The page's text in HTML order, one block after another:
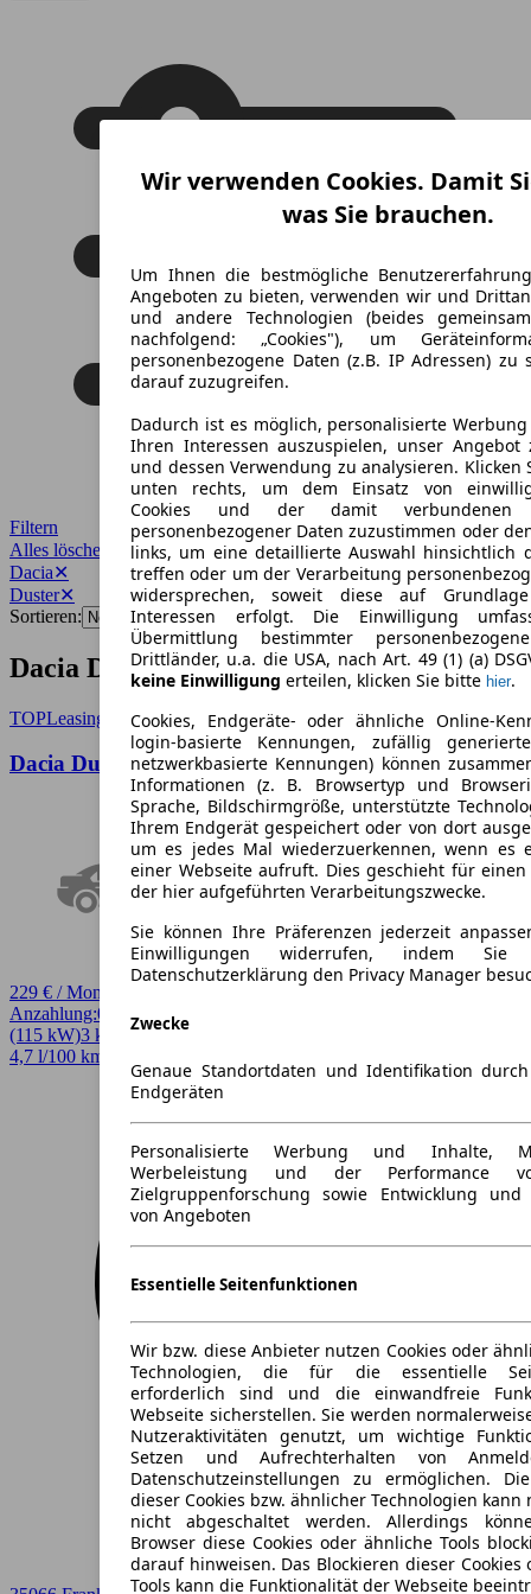
Wir verwenden Cookies. Damit
was Sie brauchen.
Um Ihnen die bestmögliche
Angeboten zu bieten, verwenden wir und
und andere Technologien (beides
nachfolgend: „Cookies"), um
personenbezogene Daten (z.B. IP Adressen) zu
darauf zuzugreifen.
Dadurch ist es möglich, personalisierte
Ihren Interessen auszuspielen, unser Angebot
und dessen Verwendung zu analysieren. Klicken
unten rechts, um dem Einsatz von
Cookies und der damit verbundenen
personenbezogener Daten zuzustimmen oder
links, um eine detaillierte Auswahl hinsichtlich
treffen oder um der Verarbeitung
widersprechen, soweit diese auf
Interessen erfolgt. Die Einwilligung
Übermittlung bestimmter
Drittländer, u.a. die USA, nach Art. 49 (1) (a)
keine Einwilligung erteilen, klicken Sie bitte hier.
Cookies, Endgeräte- oder ähnliche Online-
login-basierte Kennungen, zufällig
netzwerkbasierte Kennungen) können
Informationen (z. B. Browsertyp und
Sprache, Bildschirmgröße, unterstützte
Ihrem Endgerät gespeichert oder von dort
um es jedes Mal wiederzuerkennen, wenn es
einer Webseite aufruft. Dies geschieht für
der hier aufgeführten Verarbeitungszwecke.
Sie können Ihre Präferenzen jederzeit
Einwilligungen widerrufen, indem
Datenschutzerklärung den Privacy Manager
Zwecke
Genaue Standortdaten und Identifikation
Endgeräten
Personalisierte Werbung und Inhalte,
Werbeleistung und der Performance
Zielgruppenforschung sowie Entwicklung und
von Angeboten
Essentielle Seitenfunktionen
Wir bzw. diese Anbieter nutzen Cookies oder
Technologien, die für die essentielle
erforderlich sind und die einwandfreie
Webseite sicherstellen. Sie werden
Nutzeraktivitäten genutzt, um wichtige
Setzen und Aufrechterhalten von
Datenschutzeinstellungen zu ermöglichen.
dieser Cookies bzw. ähnlicher Technologien kann
nicht abgeschaltet werden. Allerdings
Browser diese Cookies oder ähnliche Tools
darauf hinweisen. Das Blockieren dieser
Tools kann die Funktionalität der Webseite
Filtern
Alles löschen
Dacia✕
Duster✕
Sortieren:
Dacia Duster Gebrauchtwagen-Angebote
TOPLeasing
Dacia Duster 1.8 E-TECH Hybrid 155 Extreme
229 € / Monat
Anzahlung:0,00 € Laufzeit:
(115 kW)3 km EZ 04/2026
4,7 l/100 km (komb.)* · 106 g/km CO2* · CO2-Klasse C